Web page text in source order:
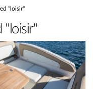
"loisir"
"loisir"